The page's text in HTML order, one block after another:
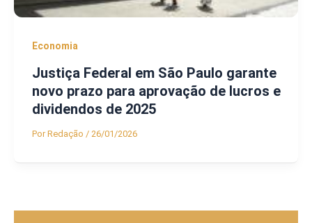
Economia
Justiça Federal em São Paulo garante
novo prazo para aprovação de lucros e
dividendos de 2025
PorRedação / 26/01/2026